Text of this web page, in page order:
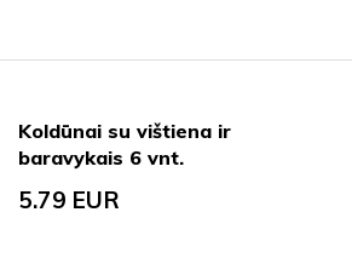
Koldūnai su vištiena ir
baravykais 6 vnt.
5.79 EUR